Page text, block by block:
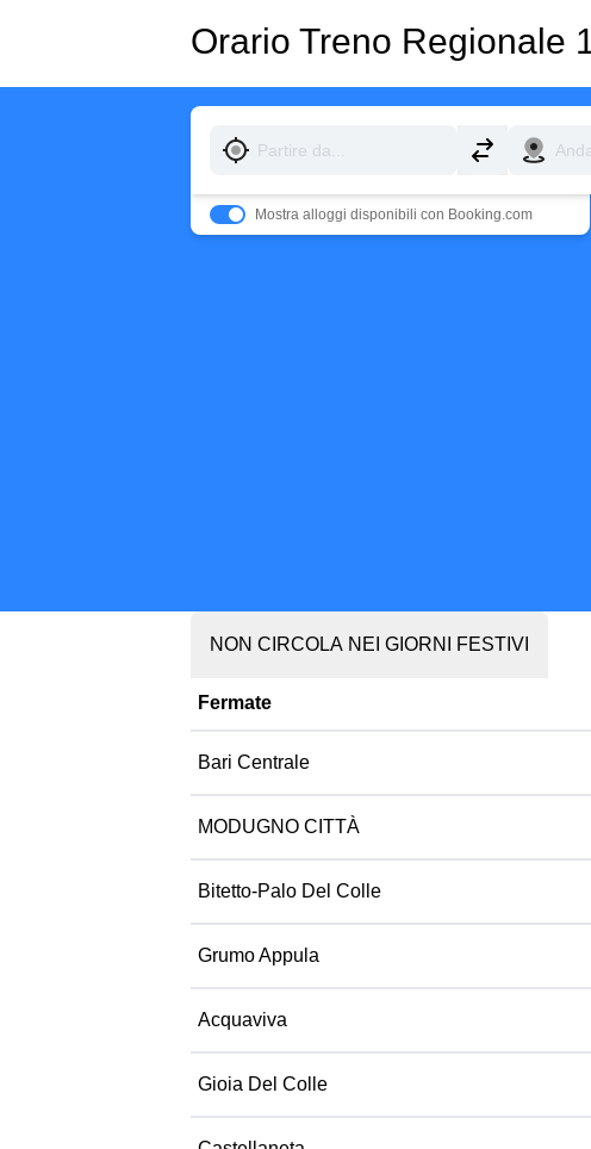
Orario Treno Regionale
Mostra alloggi disponibili con Booking.com
NON CIRCOLA NEI GIORNI FESTIVI
Fermate
Bari Centrale
MODUGNO CITTÀ
Bitetto-Palo Del Colle
Grumo Appula
Acquaviva
Gioia Del Colle